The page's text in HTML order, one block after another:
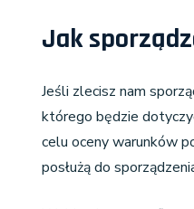
Jak
Jeśli zlecisz nam
którego będzie
celu oceny warunków
posłużą do